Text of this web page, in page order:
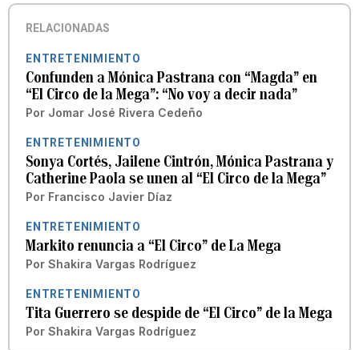
RELACIONADAS
ENTRETENIMIENTO
Confunden a Mónica Pastrana con “Magda” en
“El Circo de la Mega”: “No voy a decir nada”
Por Jomar José Rivera Cedeño
ENTRETENIMIENTO
Sonya Cortés, Jailene Cintrón, Mónica Pastrana y
Catherine Paola se unen al “El Circo de la Mega”
Por Francisco Javier Díaz
ENTRETENIMIENTO
Markito renuncia a “El Circo” de La Mega
Por Shakira Vargas Rodríguez
ENTRETENIMIENTO
Tita Guerrero se despide de “El Circo” de la Mega
Por Shakira Vargas Rodríguez